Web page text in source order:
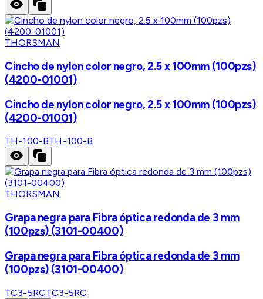
THORSMAN
Cincho de nylon color negro, 2.5 x 100mm (100pzs)
(4200-01001)
Cincho de nylon color negro, 2.5 x 100mm (100pzs)
(4200-01001)
TH-100-BTH-100-B
THORSMAN
Grapa negra para Fibra óptica redonda de 3 mm
(100pzs) (3101-00400)
Grapa negra para Fibra óptica redonda de 3 mm
(100pzs) (3101-00400)
TC3-5RCTC3-5RC